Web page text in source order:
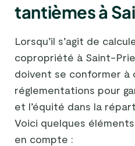
tantièmes à
Lorsqu’il s’agit de
copropriété à Saint-
doivent se conformer à
réglementations pour
et l’équité dans la
Voici quelques
en compte :